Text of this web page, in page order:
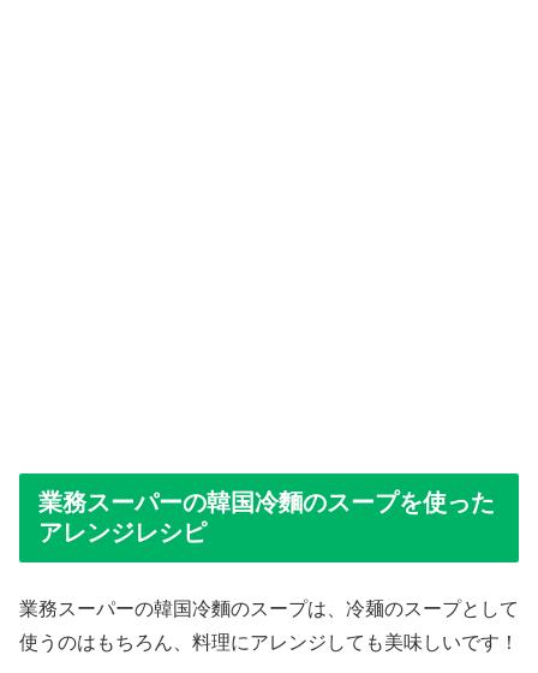
業務スーパーの韓国冷麵のスープを使った
アレンジレシピ
業務スーパーの韓国冷麵のスープは、冷麺のスープとして
使うのはもちろん、料理にアレンジしても美味しいです！